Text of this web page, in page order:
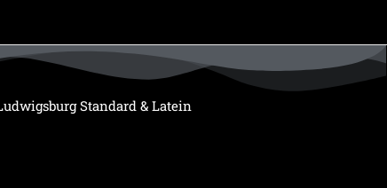
Standard & Latein